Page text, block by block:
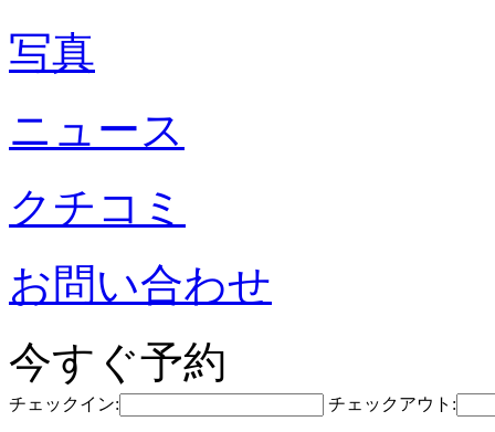
写真
ニュース
クチコミ
お問い合わせ
今すぐ予約
チェックイン: チェックアウト: